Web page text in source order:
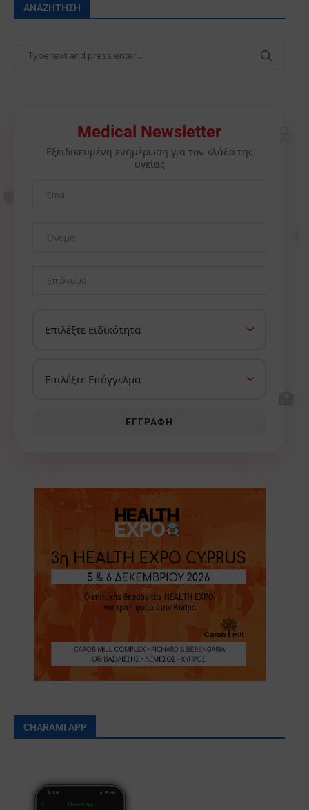
ΑΝΑΖΉΤΗΣΗ
Medical Newsletter
Εξειδικευμένη ενημέρωση για τον κλάδο της
υγείας
ΕΓΓΡΑΦΉ
CHARAMI APP